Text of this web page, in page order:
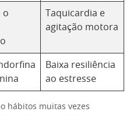
o
Taquicardia e
agitação motora
Baixa resiliência
ao estresse
hábitos muitas vezes